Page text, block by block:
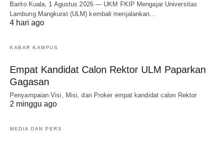
Barito Kuala, 1 Agustus 2026 — UKM FKIP Mengajar Universitas
Lambung Mangkurat (ULM) kembali menjalankan…
4 hari ago
KABAR KAMPUS
Empat Kandidat Calon Rektor ULM Paparkan
Gagasan
Penyampaian Visi, Misi, dan Proker empat kandidat calon Rektor
2 minggu ago
MEDIA DAN PERS